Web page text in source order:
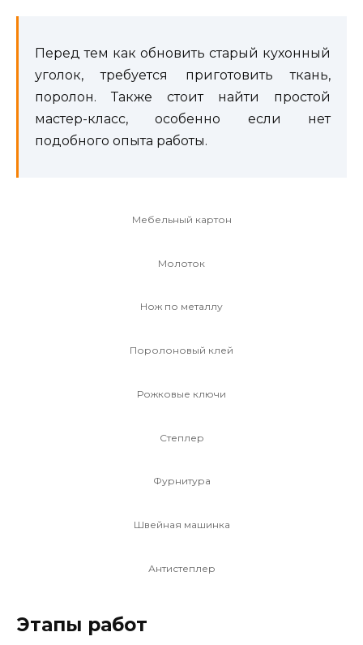
Перед тем как обновить старый кухонный
уголок, требуется приготовить ткань,
поролон. Также стоит найти простой
мастер-класс, особенно если нет
подобного опыта работы.
Мебельный картон
Молоток
Нож по металлу
Поролоновый клей
Рожковые ключи
Степлер
Фурнитура
Швейная машинка
Антистеплер
Этапы работ